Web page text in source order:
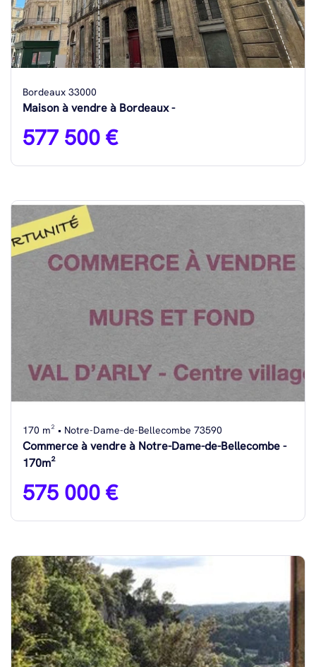
Bordeaux 33000
Maison à vendre à Bordeaux -
577 500 €
170 m² • Notre-Dame-de-Bellecombe 73590
Commerce à vendre à Notre-Dame-de-Bellecombe -
170m²
575 000 €